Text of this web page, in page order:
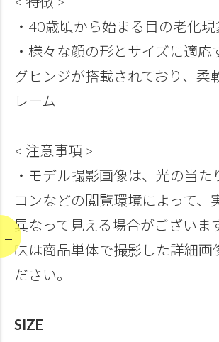
・40歳頃から始まる目の老化
・様々な顔の形とサイズに適応
グヒンジが搭載されており、柔
レーム
< 注意事項 >
・モデル撮影画像は、光の当た
コンなどの閲覧環境によって、
異なって見える場合がございま
味は商品単体で撮影した詳細画
ださい。
SIZE